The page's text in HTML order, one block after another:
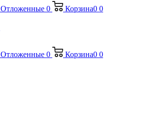
Отложенные 0 Корзина0 0
Отложенные 0 Корзина0 0